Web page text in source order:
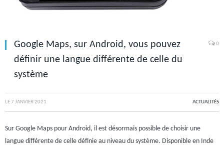
Google Maps, sur Android, vous pouvez
définir une langue différente de celle du
système
0
LE7 JANVIER 2021 ACTUALITÉS
Sur Google Maps pour Android, il est désormais possible de choisir une
langue différente de celle définie au niveau du système. Disponible en Inde